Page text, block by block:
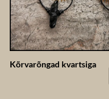
Kõrvarõngad kvartsiga